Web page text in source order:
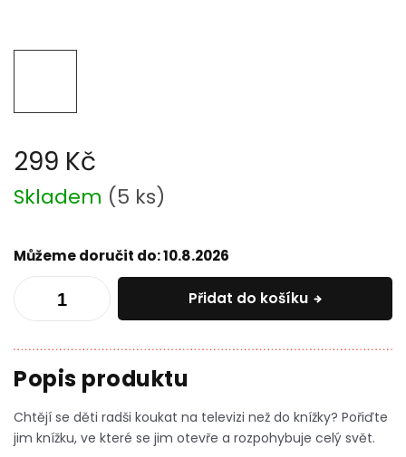
299 Kč
Měrná
cena:
Skladem (5 ks)
Můžeme doručit do:10.8.2026
Přidat do košíku
Chtějí se děti radši koukat na televizi než do knížky? Pořiďte
jim knížku, ve které se jim otevře a rozpohybuje celý svět.